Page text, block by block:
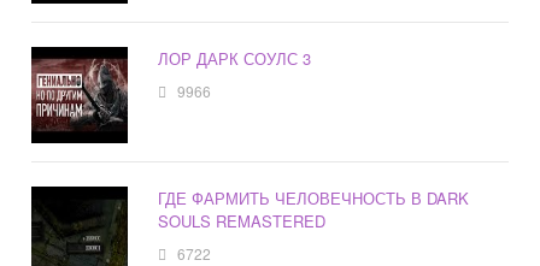
ЛОР ДАРК СОУЛС 3
9966
ГДЕ ФАРМИТЬ ЧЕЛОВЕЧНОСТЬ В DARK
SOULS REMASTERED
6722